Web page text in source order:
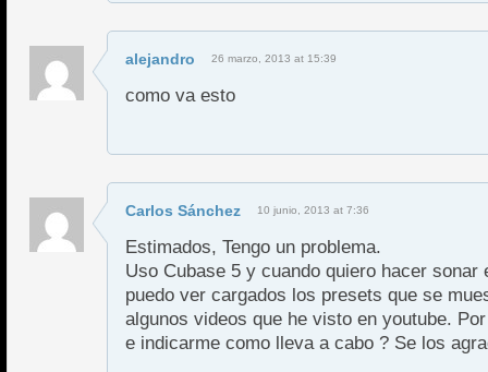
alejandro 26 marzo, 2013 at 15:39
como va esto
Carlos Sánchez 10 junio, 2013 at 7:36
Estimados, Tengo un problema.
Uso Cubase 5 y cuando quiero hacer sonar
puedo ver cargados los presets que se
algunos videos que he visto en youtube.
e indicarme como lleva a cabo ? Se los